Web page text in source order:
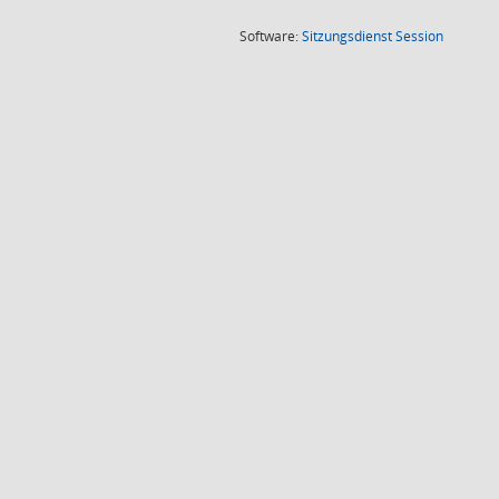
Software:SitzungsdienstSession(Wird in